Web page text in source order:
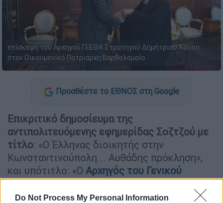
Do Not Process My Personal Information
επίσκεψη του Αρχηγού ΓΕΕΘΑ Στρατηγού Δημήτριου Χούπη
στον Οικουμενικό Πατριάρχη Βαρθολομαίο
Προσθέστε το ΕΘΝΟΣ στη Google
Επικριτικό δημοσίευμα της
αντιπολιτευόμενης εφημερίδας Σοζτζού με
τίτλο: «Ο Έλληνας διοικητής στην
Κωνσταντινούπολη... Αυθάδης πρόκληση»,
και υπότιτλο: «Ο Αρχηγός του Γενικού
Επιτελείου ΣτρατούΧούπης επισκέφθηκε
τον Ρωμιό Πατριάρχη του Φαναρίου. Του